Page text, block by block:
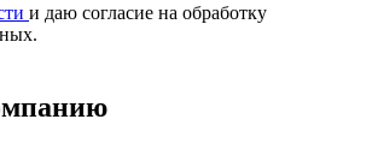
и даю согласие на обработку